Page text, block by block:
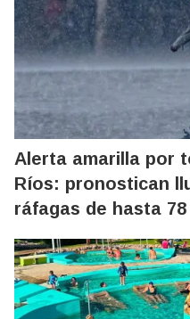
Alerta amarilla por
Ríos: pronostican
ráfagas de hasta